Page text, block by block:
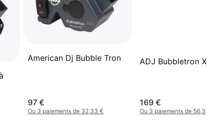
American Dj Bubble Tron
97 €
Ou 3 paiements de 32,33 €
ADJ Bubbletron XL
169 €
Ou 3 paiements de 56,33 €